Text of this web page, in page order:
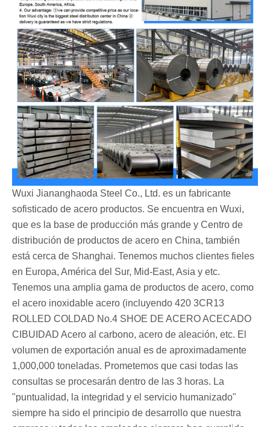
Wuxi Jiananghaoda Steel Co., Ltd. es un fabricante
sofisticado de acero productos. Se encuentra en Wuxi,
que es la base de producción más grande y Centro de
distribución de productos de acero en China, también
está cerca de Shanghai. Tenemos muchos clientes fieles
en Europa, América del Sur, Mid-East, Asia y etc.
Tenemos una amplia gama de productos de acero, como
el acero inoxidable acero (incluyendo 420 3CR13
ROLLED COLDAD No.4 SHOE DE ACERO ACECADO
CIBUIDAD Acero al carbono, acero de aleación, etc. El
volumen de exportación anual es de aproximadamente
1,000,000 toneladas. Prometemos que casi todas las
consultas se procesarán dentro de las 3 horas. La
"puntualidad, la integridad y el servicio humanizado"
siempre ha sido el principio de desarrollo que nuestra